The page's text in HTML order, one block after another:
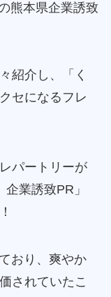
熊本県企業誘致
紹介し、「く
セになるフレ
パートリーが
業誘致PR」
おり、爽やか
されていたこ